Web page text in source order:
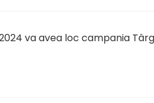
va avea loc campania